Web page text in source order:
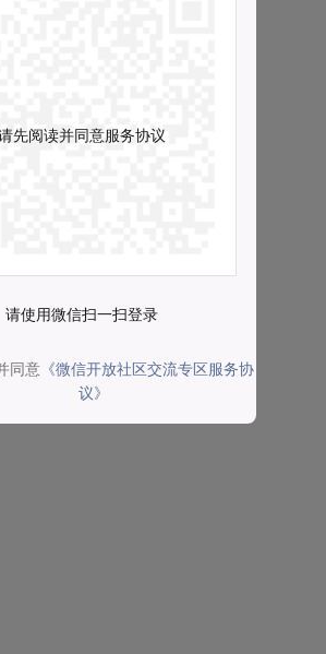
先阅读并同意服务协议
请使用微信扫一扫登录
同意 《微信开放社区交流专区服务协
议》